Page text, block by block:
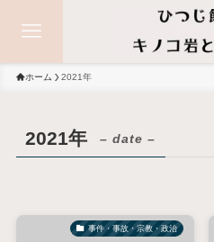
ホーム 2021年
2021年 – date –
事件・事故・宗教・政治